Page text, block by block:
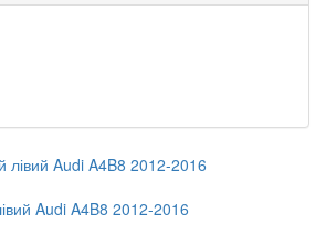
Audi A4B8 2012-2016